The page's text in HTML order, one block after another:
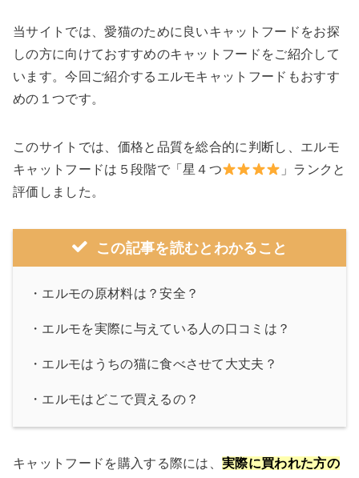
当サイトでは、愛猫のために良いキャットフードをお探
しの方に向けておすすめのキャットフードをご紹介して
います。今回ご紹介するエルモキャットフードもおすす
めの１つです。
このサイトでは、価格と品質を総合的に判断し、エルモ
キャットフードは５段階で「星４つ
」ランクと
評価しました。
この記事を読むとわかること
・ エルモの原材料は？安全？
・ エルモを実際に与えている人の口コミは？
・ エルモはうちの猫に食べさせて大丈夫？
・ エルモはどこで買えるの？
キャットフードを購入する際には、実際に買われた方の